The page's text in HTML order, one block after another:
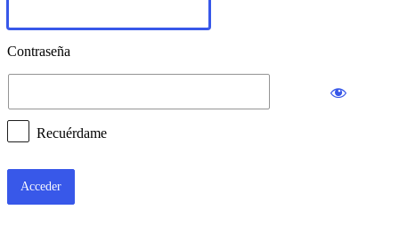
Contraseña
Recuérdame